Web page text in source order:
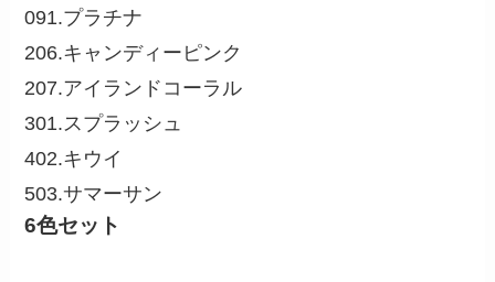
091.プラチナ
206.キャンディーピンク
207.アイランドコーラル
301.スプラッシュ
402.キウイ
503.サマーサン
6色セット